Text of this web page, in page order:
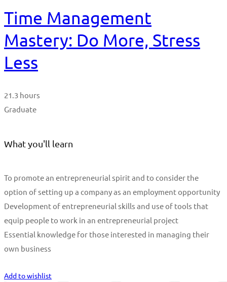
Time Management
Mastery: Do More, Stress
Less
21.3 hours
Graduate
What you'll learn
To promote an entrepreneurial spirit and to consider the
option of setting up a company as an employment opportunity
Development of entrepreneurial skills and use of tools that
equip people to work in an entrepreneurial project
Essential knowledge for those interested in managing their
own business
Add to wishlist